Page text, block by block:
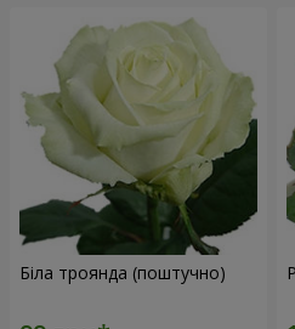
Біла троянда (поштучно)